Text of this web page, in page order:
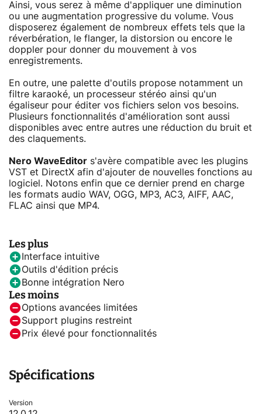
Ainsi, vous serez à même d'appliquer une diminution
ou une augmentation progressive du volume. Vous
disposerez également de nombreux effets tels que la
réverbération, le flanger, la distorsion ou encore le
doppler pour donner du mouvement à vos
enregistrements.
En outre, une palette d'outils propose notamment un
filtre karaoké, un processeur stéréo ainsi qu'un
égaliseur pour éditer vos fichiers selon vos besoins.
Plusieurs fonctionnalités d'amélioration sont aussi
disponibles avec entre autres une réduction du bruit et
des claquements.
Nero WaveEditor s'avère compatible avec les plugins
VST et DirectX afin d'ajouter de nouvelles fonctions au
logiciel. Notons enfin que ce dernier prend en charge
les formats audio WAV, OGG, MP3, AC3, AIFF, AAC,
FLAC ainsi que MP4.
Les plus
Interface intuitive
Outils d'édition précis
Bonne intégration Nero
Les moins
Options avancées limitées
Support plugins restreint
Prix élevé pour fonctionnalités
Spécifications
Version